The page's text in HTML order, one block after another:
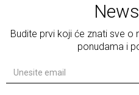
Budite prvi koji će znati sve
ponudama i